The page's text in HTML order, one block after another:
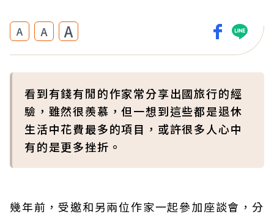
A A A
看到有錢有閒的作家常分享出國旅行的經
驗，雖然很羨慕，但一想到這些都是退休
生活中花費最多的項目，或許很多人心中
有的是更多挫折。
幾年前，受邀和另兩位作家一起參加座談會，分